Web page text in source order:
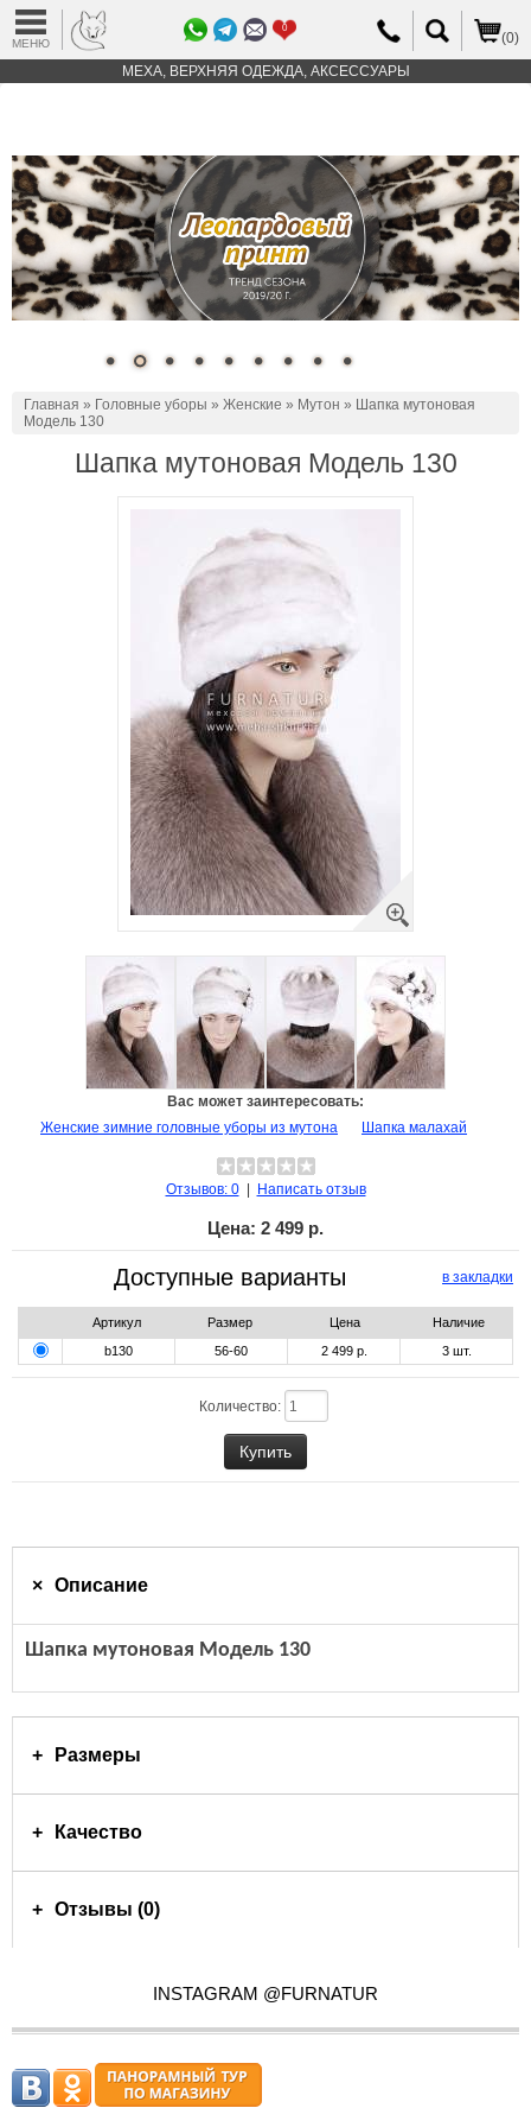
МЕНЮ
0
(0)
МЕХА, ВЕРХНЯЯ ОДЕЖДА, АКСЕССУАРЫ
Главная » Головные уборы » Женские » Мутон » Шапка мутоновая
Модель 130
Шапка мутоновая Модель 130
Вас может заинтересовать:
Женские зимние головные уборы из мутона
Шапка малахай
Отзывов: 0| Написать отзыв
Цена: 2 499 р.
в закладки
Доступные варианты
Артикул Размер Цена
Наличие
b130
56-60 2 499 р. 3 шт.
Количество:
Описание
Шапка мутоновая Модель 130
Размеры
Качество
Отзывы (0)
INSTAGRAM @FURNATUR